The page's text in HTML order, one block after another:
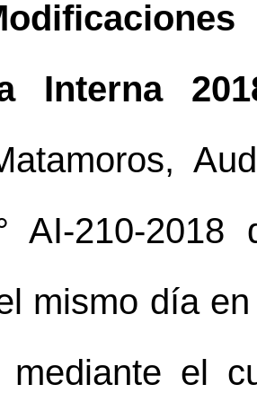
Interna
AI-210-
mismo día
mediante el